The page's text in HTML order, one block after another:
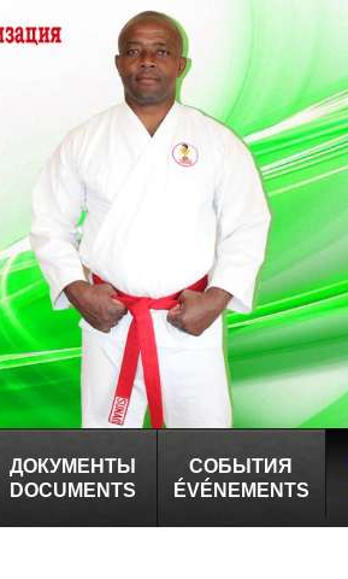
ДОКУМЕНТЫ
DOCUMENTS
СОБЫТИЯ
ÉVÉNEMENTS